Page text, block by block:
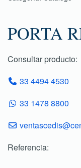
PORTA
Consultar producto:
33 4494 4530
33 1478 8800
Referencia: